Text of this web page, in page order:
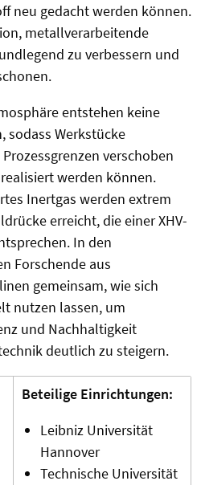
neu gedacht werden können.
metallverarbeitende
zu verbessern und
entstehen keine
sodass Werkstücke
verschoben
werden können.
Inertgas werden extrem
erreicht, die einer XHV-
In den
Forschende aus
gemeinsam, wie sich
nutzen lassen, um
und Nachhaltigkeit
deutlich zu steigern.
Beteilige Einrichtungen:
Leibniz Universität
Hannover
Technische Universität